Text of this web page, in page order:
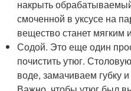
накрыть
смоченной в уксусе на
вещество станет мягким
Содой. Это еще один
почистить утюг.
воде, замачиваем губку